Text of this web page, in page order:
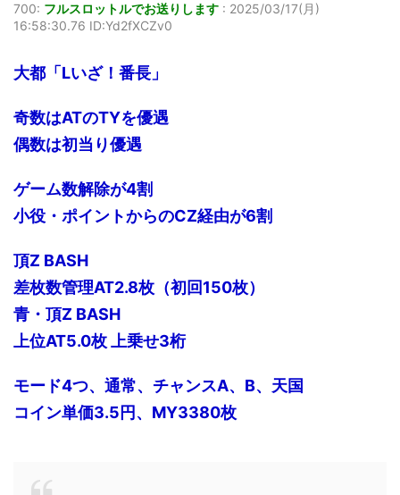
700: フルスロットルでお送りします : 2025/03/17(月)
16:58:30.76 ID:Yd2fXCZv0
大都「Lいざ！番長」
奇数はATのTYを優遇
偶数は初当り優遇
ゲーム数解除が4割
小役・ポイントからのCZ経由が6割
頂Z BASH
差枚数管理AT2.8枚（初回150枚）
青・頂Z BASH
上位AT5.0枚 上乗せ3桁
モード4つ、通常、チャンスA、B、天国
コイン単価3.5円、MY3380枚